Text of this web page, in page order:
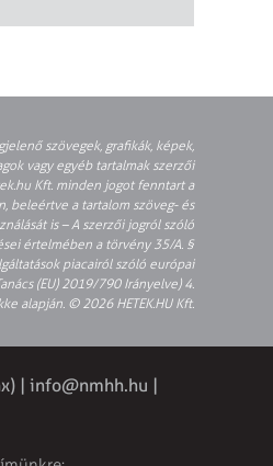
szövegek, grafikák, képek,
vagy egyéb tartalmak szerzői
Kft. minden jogot fenntart a
beleértve a tartalom szöveg- és
is – A szerzői jogról szóló
értelmében a törvény 35/A. §
piacairól szóló európai
(EU) 2019/790 Irányelve) 4.
alapján. © 2026 HETEK.HU Kft.
| info@nmhh.hu